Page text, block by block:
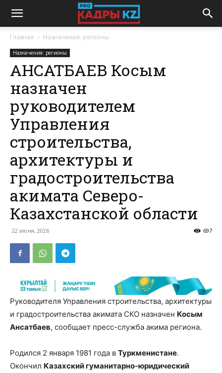
Главная Назначения: регионы
Назначения: регионы
АНСАТБАЕВ Косым
назначен
руководителем
Управления
строительства,
архитектуры и
градостроительства
акимата Северо-
Казахстанской области
22 июня, 2026 697
Руководителя Управления строительства, архитектуры
и градостроительства акимата СКО назначен Косым
Ансатбаев, сообщает пресс-служба акима региона.
Родился 2 января 1981 года в Туркменистане.
Окончил Казахский гуманитарно-юридический